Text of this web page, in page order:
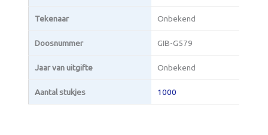
Tekenaar Onbekend
Doosnummer GIB-G579
Jaar van uitgifte Onbekend
Aantal stukjes 1000